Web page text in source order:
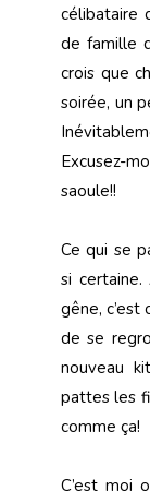
célibataire
de famille
crois que
soirée, un
Excusez-
saoule!!
Ce qui se
si
gêne,
de se
nouveau
pattes les
comme ça!
C’est moi